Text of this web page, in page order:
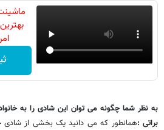
به نظر شما چگونه می توان این شادی را به
براتی :همانطور که می دانید یک بخشی از شادی